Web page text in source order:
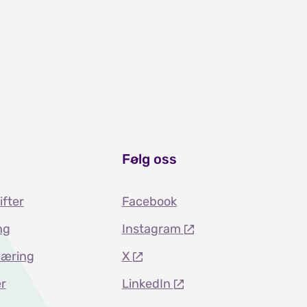
Følg oss
Facebook
Instagram
X
LinkedIn